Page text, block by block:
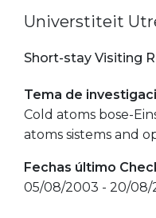
Universtiteit
Short-stay Visiting
Tema de
Cold atoms bose-
atoms sistems and
Fechas último
05/08/2003 - 20/08/